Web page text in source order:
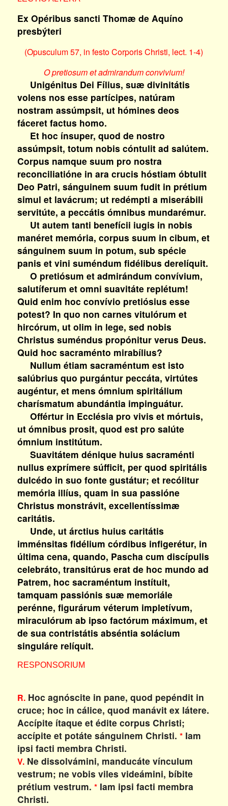
Ex Opéribus sancti Thomæ de Aquíno
presbýteri
(Opusculum 57, in festo Corporis Christi, lect. 1-4)
O pretiosum et admirandum convivium!
Unigénitus Dei Fílius, suæ divinitátis
volens nos esse partícipes, natúram
nostram assúmpsit, ut hómines deos
fáceret factus homo.
Et hoc ínsuper, quod de nostro
assúmpsit, totum nobis cóntulit ad salútem.
Corpus namque suum pro nostra
reconciliatióne in ara crucis hóstiam óbtulit
Deo Patri, sánguinem suum fudit in prétium
simul et lavácrum; ut redémpti a miserábili
servitúte, a peccátis ómnibus mundarémur.
Ut autem tanti benefícii iugis in nobis
manéret memória, corpus suum in cibum, et
sánguinem suum in potum, sub spécie
panis et vini suméndum fidélibus derelíquit.
O pretiósum et admirándum convívium,
salutíferum et omni suavitáte replétum!
Quid enim hoc convívio pretiósius esse
potest? In quo non carnes vitulórum et
hircórum, ut olim in lege, sed nobis
Christus suméndus propónitur verus Deus.
Quid hoc sacraménto mirabílius?
Nullum étiam sacraméntum est isto
salúbrius quo purgántur peccáta, virtútes
augéntur, et mens ómnium spiritálium
charísmatum abundántia impinguátur.
Offértur in Ecclésia pro vivis et mórtuis,
ut ómnibus prosit, quod est pro salúte
ómnium institútum.
Suavitátem dénique huius sacraménti
nullus exprímere súfficit, per quod spiritális
dulcédo in suo fonte gustátur; et recólitur
memória illíus, quam in sua passióne
Christus monstrávit, excellentíssimæ
caritátis.
Unde, ut árctius huius caritátis
imménsitas fidélium córdibus infigerétur, in
última cena, quando, Pascha cum discípulis
celebráto, transitúrus erat de hoc mundo ad
Patrem, hoc sacraméntum instítuit,
tamquam passiónis suæ memoriále
perénne, figurárum véterum impletívum,
miraculórum ab ipso factórum máximum, et
de sua contristátis abséntia solácium
singuláre relíquit.
RESPONSORIUM
R.Hoc agnóscite in pane, quod pepéndit in
cruce; hoc in cálice, quod manávit ex látere.
Accípite ítaque et édite corpus Christi;
accípite et potáte sánguinem Christi. *Iam
ipsi facti membra Christi.
V.Ne dissolvámini, manducáte vínculum
vestrum; ne vobis viles videámini, bíbite
prétium vestrum. *Iam ipsi facti membra
Christi.